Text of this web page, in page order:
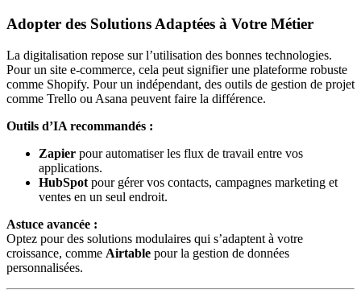
Adopter des Solutions Adaptées à Votre Métier
La digitalisation repose sur l’utilisation des bonnes technologies.
Pour un site e-commerce, cela peut signifier une plateforme robuste
comme Shopify. Pour un indépendant, des outils de gestion de projet
comme Trello ou Asana peuvent faire la différence.
Outils d’IA recommandés :
Zapier pour automatiser les flux de travail entre vos
applications.
HubSpot pour gérer vos contacts, campagnes marketing et
ventes en un seul endroit.
Astuce avancée :
Optez pour des solutions modulaires qui s’adaptent à votre
croissance, comme Airtable pour la gestion de données
personnalisées.